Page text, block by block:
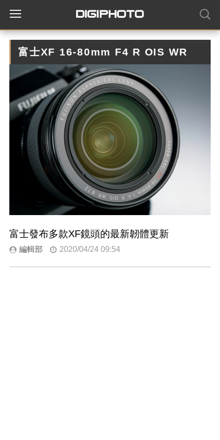
富士XF 16-80mm F4 R OIS WR
富士發布多款XF鏡頭的最新韌體更新
編輯部 2020/04/24 09:54